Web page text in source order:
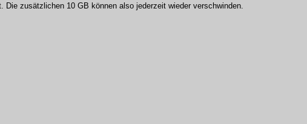
zusätzlichen 10 GB können also jederzeit wieder verschwinden.